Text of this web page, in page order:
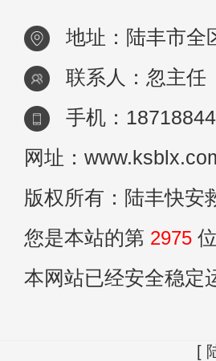
地址：陆丰市全
联系人：忽主任
手机：
网址：
版权所有：陆丰快安
您是本站的第 2975
本网站已经安全稳定
[